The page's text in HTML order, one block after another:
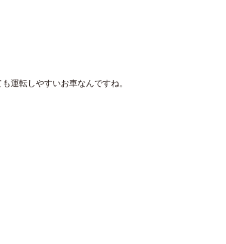
運転しやすいお車なんですね。